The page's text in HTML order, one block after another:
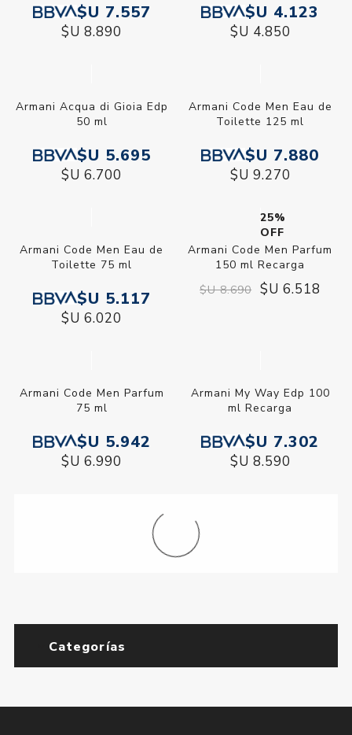
$U 7.557
$U 8.890
$U 4.123
$U 4.850
Armani Acqua di Gioia Edp
50 ml
$U 5.695
$U 6.700
Armani Code Men Eau de
Toilette 125 ml
$U 7.880
$U 9.270
Armani Code Men Eau de
Toilette 75 ml
$U 5.117
$U 6.020
25%
OFF
Armani Code Men Parfum
150 ml Recarga
$U 8.690 $U 6.518
Armani Code Men Parfum
75 ml
$U 5.942
$U 6.990
Armani My Way Edp 100
ml Recarga
$U 7.302
$U 8.590
Categorías